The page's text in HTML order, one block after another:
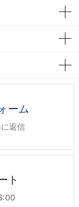
ーム
返信
ト